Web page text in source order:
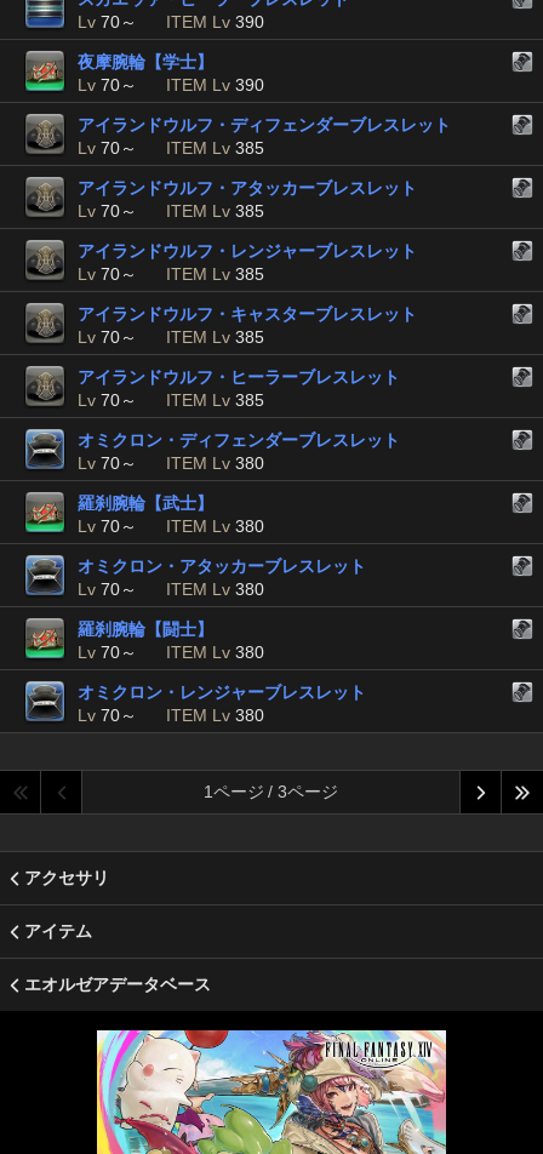
Lv 70～ ITEM Lv 390
夜摩腕輪【学士】
Lv 70～ ITEM Lv 390
アイランドウルフ・ディフェンダーブレスレット
Lv 70～ ITEM Lv 385
アイランドウルフ・アタッカーブレスレット
Lv 70～ ITEM Lv 385
アイランドウルフ・レンジャーブレスレット
Lv 70～ ITEM Lv 385
アイランドウルフ・キャスターブレスレット
Lv 70～ ITEM Lv 385
アイランドウルフ・ヒーラーブレスレット
Lv 70～ ITEM Lv 385
オミクロン・ディフェンダーブレスレット
Lv 70～ ITEM Lv 380
羅刹腕輪【武士】
Lv 70～ ITEM Lv 380
オミクロン・アタッカーブレスレット
Lv 70～ ITEM Lv 380
羅刹腕輪【闘士】
Lv 70～ ITEM Lv 380
オミクロン・レンジャーブレスレット
Lv 70～ ITEM Lv 380
1ページ / 3ページ
アクセサリ
アイテム
エオルゼアデータベース